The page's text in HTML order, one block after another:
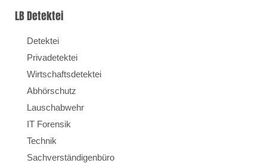
LB Detektei
Detektei
Privadetektei
Wirtschaftsdetektei
Abhörschutz
Lauschabwehr
IT Forensik
Technik
Sachverständigenbüro